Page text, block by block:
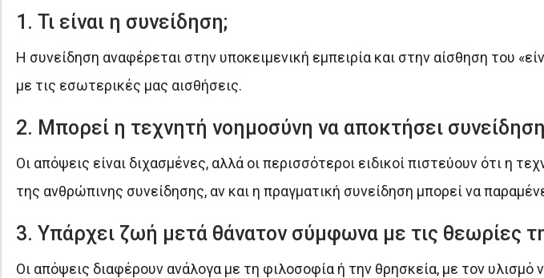
1. Τι είναι η συνείδηση;
Η συνείδηση αναφέρεται στην υποκειμενική εμπειρία και στην αίσθηση του
με τις εσωτερικές μας αισθήσεις.
2. Μπορεί η τεχνητή νοημοσύνη να αποκτήσει
Οι απόψεις είναι διχασμένες, αλλά οι περισσότεροι ειδικοί πιστεύουν ότι η
της ανθρώπινης συνείδησης, αν και η πραγματική συνείδηση μπορεί να
3. Υπάρχει ζωή μετά θάνατον σύμφωνα με τις θεωρίες
Οι απόψεις διαφέρουν ανάλογα με τη φιλοσοφία ή την θρησκεία, με τον υλισμό